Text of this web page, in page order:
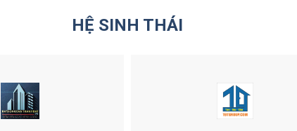
HỆ SINH THÁI